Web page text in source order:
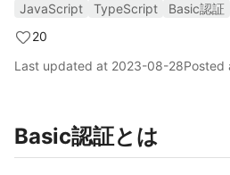
JavaScript TypeScript Basic認証
20
Last updated at 2023-08-28Posted
Basic認証とは